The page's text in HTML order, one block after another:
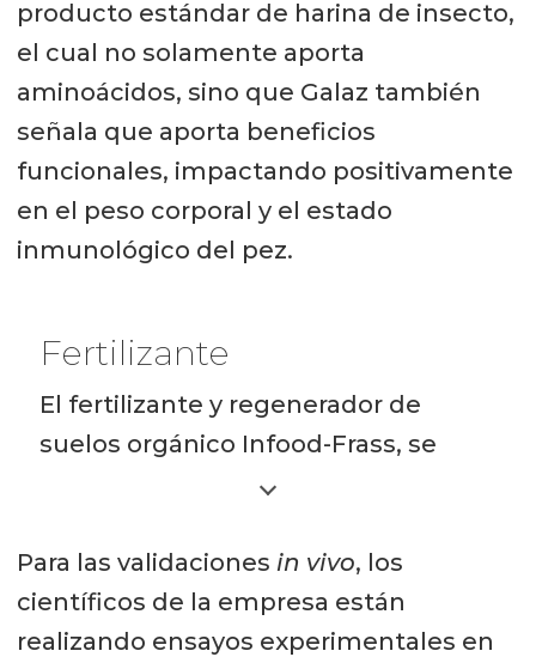
producto estándar de harina de insecto,
el cual no solamente aporta
aminoácidos, sino que Galaz también
señala que aporta beneficios
funcionales, impactando positivamente
en el peso corporal y el estado
inmunológico del pez.
Fertilizante
El fertilizante y regenerador de
suelos orgánico Infood-Frass, se
compone principalmente por la
de las larvas de mosca soldado
negro, además de restos orgánicos
de alimento no digerido, fibra,
Para las validaciones in vivo, los
científicos de la empresa están
realizando ensayos experimentales en